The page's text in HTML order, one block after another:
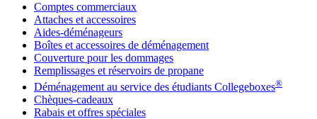
Comptes commerciaux
Attaches et accessoires
Aides-déménageurs
Boîtes et accessoires de déménagement
Couverture pour les dommages
Remplissages et réservoirs de propane
Déménagement au service des étudiants Collegeboxes®
Chèques-cadeaux
Rabais et offres spéciales